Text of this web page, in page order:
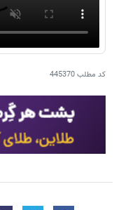
کد مطلب445370